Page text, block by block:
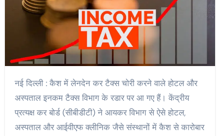
नई दिल्ली : कैश में लेनदेन कर टैक्स चोरी करने वाले होटल और
अस्पताल इनकम टैक्स विभाग के रडार पर आ गए हैं। केंद्रीय
प्रत्यक्ष कर बोर्ड (सीबीडीटी) ने आयकर विभाग से ऐसे होटल,
अस्पताल और आईवीएफ क्लीनिक जैसे संस्थानों में कैश से कारोबार